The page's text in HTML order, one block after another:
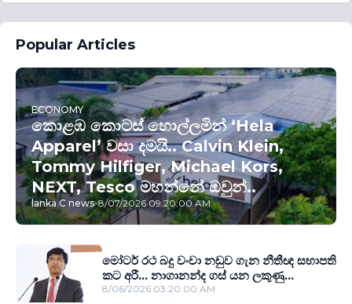
Popular Articles
ECONOMY
කොළඹ කොටස් හොල්ලමින් ‘Hela
Apparel’ වසා දමයි.. Calvin Klein,
Tommy Hilfiger, Michael Kors,
NEXT, Tesco මහන්නේ ඔවුන්..
lanka C news-8/07/2026 09:20:00 AM
මෝටර් රථ බදු වංචා නඩුව ගැන නීතීඥ සභාපති
කට අරී... නාගානන්ද ගස් යන ලකුණු...
8/06/2026 03:20:00 AM